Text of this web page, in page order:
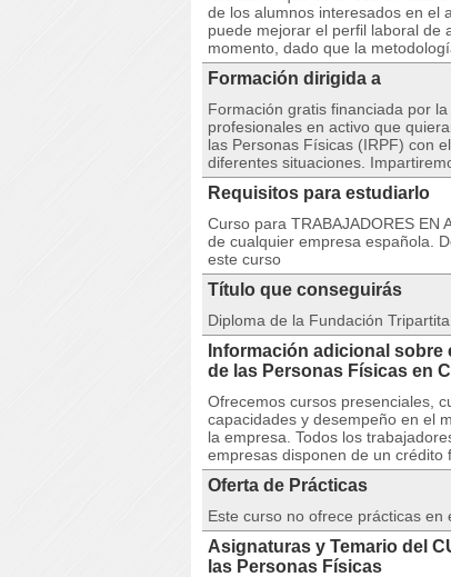
de los alumnos interesados en el
puede mejorar el perfil laboral de
momento, dado que la
Formación dirigida a
Formación gratis financiada por
profesionales en activo que
las Personas Físicas (IRPF) con
diferentes situaciones.
Requisitos para estudiarlo
Curso para TRABAJADORES
de cualquier empresa española.
este curso
Título que conseguirás
Diploma de la Fundación
Información adicional sobre
de las Personas Físicas en
Ofrecemos cursos presenciales,
capacidades y desempeño en el
la empresa. Todos los
empresas disponen de un crédito
Oferta de Prácticas
Este curso no ofrece prácticas en
Asignaturas y Temario del
las Personas Físicas